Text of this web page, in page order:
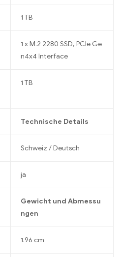
1 TB
1 x M.2 2280 SSD, PCIe Ge
n4x4 Interface
1 TB
Technische Details
Schweiz / Deutsch
ja
Gewicht und Abmessu
ngen
1.96 cm